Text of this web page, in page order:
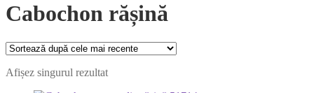
Cabochon rășină
Afișez singurul rezultat